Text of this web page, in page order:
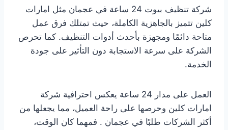
شركة تنظيف بيوت 24 ساعة في عجمان مثل امارات
كلين تتميز بالجاهزية الكاملة، حيث تمتلك فرق عمل
متاحة دائمًا ومجهزة بأحدث أدوات التنظيف. كما تحرص
الشركة على سرعة الاستجابة دون التأثير على جودة
الخدمة.
العمل على مدار 24 ساعة يعكس احترافية شركة
امارات كلين وحرصها على راحة العميل، مما يجعلها من
أكثر الشركات طلبًا في عجمان . فمهما كان الوقت،